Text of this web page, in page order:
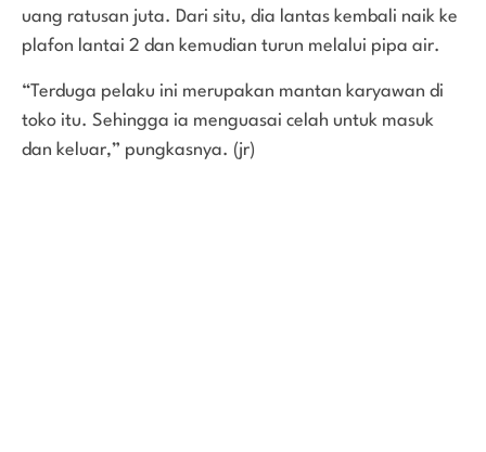
uang ratusan juta. Dari situ, dia lantas kembali naik ke
plafon lantai 2 dan kemudian turun melalui pipa air.
“Terduga pelaku ini merupakan mantan karyawan di
toko itu. Sehingga ia menguasai celah untuk masuk
dan keluar,” pungkasnya. (jr)